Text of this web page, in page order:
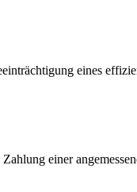
eines
einer